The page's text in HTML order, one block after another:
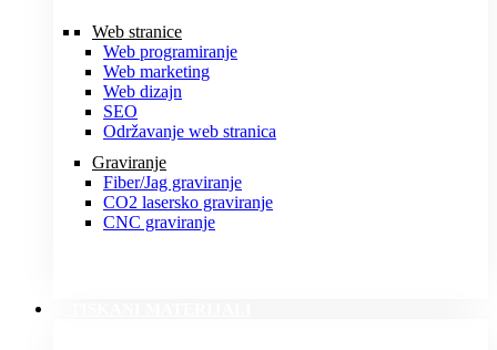
Web stranice
Web programiranje
Web marketing
Web dizajn
SEO
Održavanje web stranica
Graviranje
Fiber/Jag graviranje
CO2 lasersko graviranje
CNC graviranje